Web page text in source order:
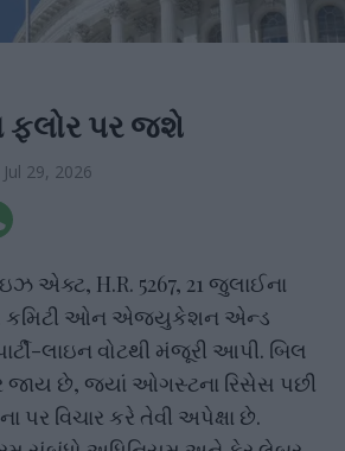
ફ્લોર પર જશે
Jul 29, 2026
એક્ટ, H.R. 5267, 21 જુલાઈના
કમિટી ઓન એજ્યુકેશન એન્ડ
પાર્ટી-લાઇન વોટથી મંજૂરી આપી. બિલ
જાય છે, જ્યાં ઓગસ્ટના રિસેસ પછી
પર વિચાર કરે તેવી અપેક્ષા છે.